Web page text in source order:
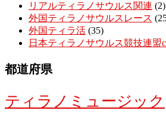
リアルティラノサウルス関連 (2)
外国ティラノサウルスレース
外国ティラ活 (35)
日本ティラノサウルス競技連盟
都道府県
ティラノミュージック